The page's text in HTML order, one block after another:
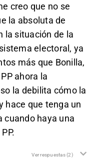
creo que no se
la absoluta de
la situación de la
electoral, ya
más que Bonilla,
ahora la
la debilita cómo la
hace que tenga un
haya una
Ver respuestas(2)